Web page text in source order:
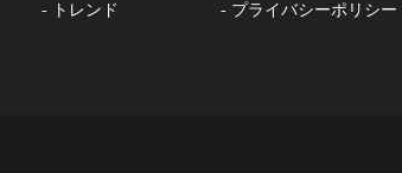
-
トレンド
- プライバシーポリシー